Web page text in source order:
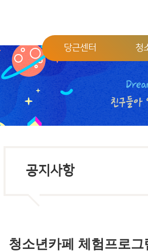
당근센터 청
공지사항
청소년카페 체험프로그